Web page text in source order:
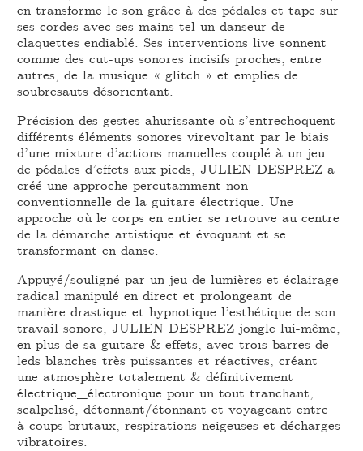
en transforme le son grâce à des pédales et tape sur
ses cordes avec ses mains tel un danseur de
claquettes endiablé. Ses interventions live sonnent
comme des cut-ups sonores incisifs proches, entre
autres, de la musique « glitch » et emplies de
soubresauts désorientant.
Précision des gestes ahurissante où s’entrechoquent
différents éléments sonores virevoltant par le biais
d’une mixture d’actions manuelles couplé à un jeu
de pédales d’effets aux pieds, JULIEN DESPREZ a
créé une approche percutamment non
conventionnelle de la guitare électrique. Une
approche où le corps en entier se retrouve au centre
de la démarche artistique et évoquant et se
transformant en danse.
Appuyé/souligné par un jeu de lumières et éclairage
radical manipulé en direct et prolongeant de
manière drastique et hypnotique l’esthétique de son
travail sonore, JULIEN DESPREZ jongle lui-même,
en plus de sa guitare & effets, avec trois barres de
leds blanches très puissantes et réactives, créant
une atmosphère totalement & définitivement
électrique_électronique pour un tout tranchant,
scalpelisé, détonnant/étonnant et voyageant entre
à-coups brutaux, respirations neigeuses et décharges
vibratoires.